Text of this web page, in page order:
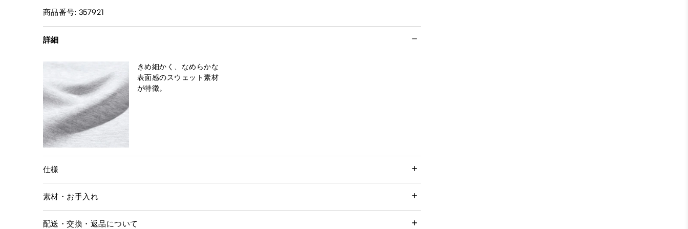
商品番号: 357921
詳細
きめ細かく、なめらかな
表面感のスウェット素材
が特徴。
仕様
素材・お手入れ
配送・交換・返品について